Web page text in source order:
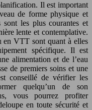
Il est important
de forme physique et
sont les plus courantes et
lente et contemplative.
en VTT sont quant à elles
spécifique. Il est
alimentation et de l’eau
de premiers soins et une
conseillé de vérifier les
quelqu’un de son
vous pourrez profiter
en toute sécurité et